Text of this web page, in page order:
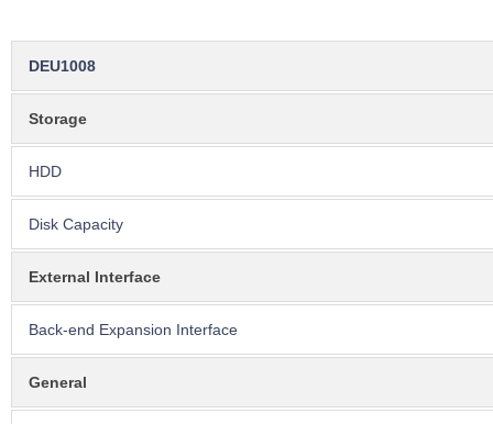
DEU1008
Storage
HDD
Disk Capacity
External Interface
Back-end Expansion Interface
General